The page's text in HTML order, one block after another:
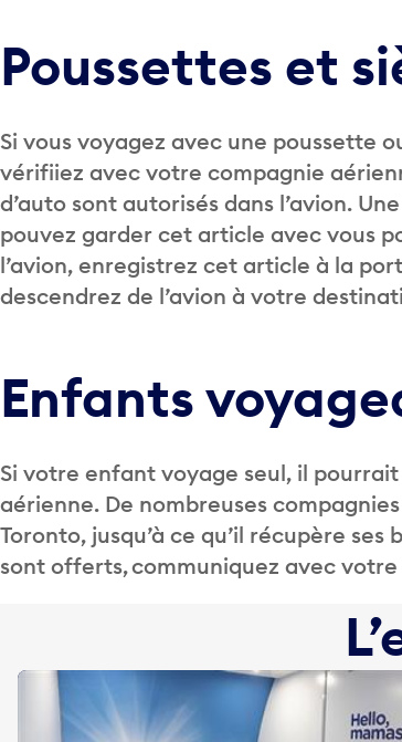
Poussettes et
Si vous voyagez avec une poussette
vérifiiez avec votre compagnie
d’auto sont autorisés dans l’avion.
pouvez garder cet article avec vous
l’avion, enregistrez cet article à la
descendrez de l’avion à votre
Enfants
Si votre enfant voyage seul, il
aérienne. De nombreuses
Toronto, jusqu’à ce qu’il récupère
sont offerts, communiquez avec